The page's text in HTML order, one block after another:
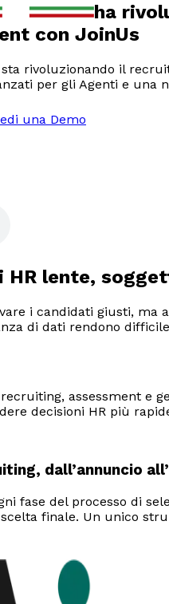
ha
con JoinUs
rivoluzionando il
per gli Agenti e una
una Demo
HR lente,
i candidati giusti, ma
di dati rendono
assessment e
decisioni HR più
dall’annuncio
fase del processo di
finale. Un unico